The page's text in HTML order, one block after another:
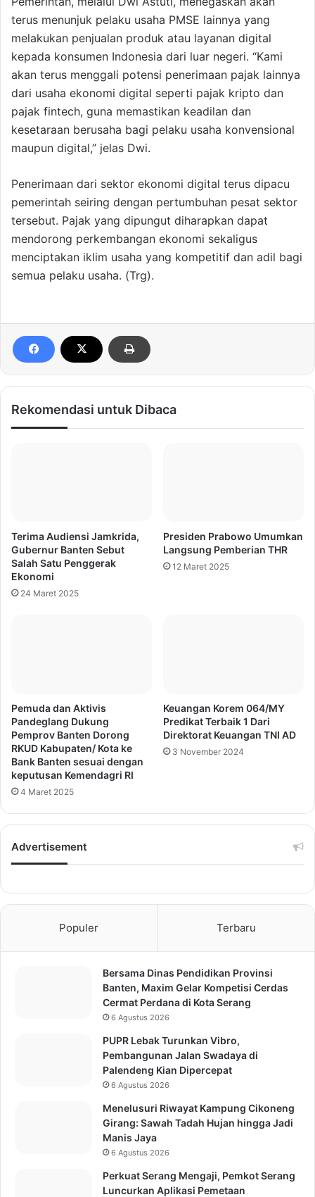
terus menunjuk pelaku usaha PMSE lainnya yang
melakukan penjualan produk atau layanan digital
kepada konsumen Indonesia dari luar negeri. “Kami
akan terus menggali potensi penerimaan pajak lainnya
dari usaha ekonomi digital seperti pajak kripto dan
pajak fintech, guna memastikan keadilan dan
kesetaraan berusaha bagi pelaku usaha konvensional
maupun digital,” jelas Dwi.
Penerimaan dari sektor ekonomi digital terus dipacu
pemerintah seiring dengan pertumbuhan pesat sektor
tersebut. Pajak yang dipungut diharapkan dapat
mendorong perkembangan ekonomi sekaligus
menciptakan iklim usaha yang kompetitif dan adil bagi
semua pelaku usaha. (Trg).
Rekomendasi untuk Dibaca
Terima Audiensi Jamkrida,
Gubernur Banten Sebut
Salah Satu Penggerak
Ekonomi
24 Maret 2025
Presiden Prabowo Umumkan
Langsung Pemberian THR
12 Maret 2025
Pemuda dan Aktivis
Pandeglang Dukung
Pemprov Banten Dorong
RKUD Kabupaten/ Kota ke
Bank Banten sesuai dengan
keputusan Kemendagri RI
4 Maret 2025
Keuangan Korem 064/MY
Predikat Terbaik 1 Dari
Direktorat Keuangan TNI AD
3 November 2024
Advertisement
Populer Terbaru
Bersama Dinas Pendidikan Provinsi
Banten, Maxim Gelar Kompetisi Cerdas
Cermat Perdana di Kota Serang
6 Agustus 2026
PUPR Lebak Turunkan Vibro,
Pembangunan Jalan Swadaya di
Palendeng Kian Dipercepat
6 Agustus 2026
Menelusuri Riwayat Kampung Cikoneng
Girang: Sawah Tadah Hujan hingga Jadi
Manis Jaya
6 Agustus 2026
Perkuat Serang Mengaji, Pemkot Serang
Luncurkan Aplikasi Pemetaan